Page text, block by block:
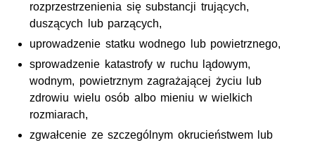
rozprzestrzenienia się substancji trujących,
duszących lub parzących,
uprowadzenie statku wodnego lub powietrznego,
sprowadzenie katastrofy w ruchu lądowym,
wodnym, powietrznym zagrażającej życiu lub
zdrowiu wielu osób albo mieniu w wielkich
rozmiarach,
zgwałcenie ze szczególnym okrucieństwem lub